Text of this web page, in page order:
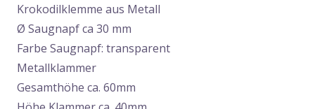
Krokodilklemme aus Metall
Ø Saugnapf ca 30 mm
Farbe Saugnapf: transparent
Metallklammer
Gesamthöhe ca. 60mm